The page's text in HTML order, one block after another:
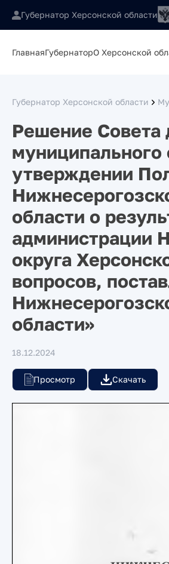
Губернатор Херсонской области
ГлавнаяГубернаторО Херсонской
Губернатор Херсонской области
Решение Совета
утверждении
области о
администрации
округа
вопросов,
области»
18.12.2024
Просмотр Скачать